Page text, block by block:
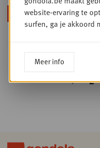
Jan Pelgrims
ALGEMEEN DIRECTEUR
1 2
website-ervaring te
surfen, ga je akkoord
Meer info